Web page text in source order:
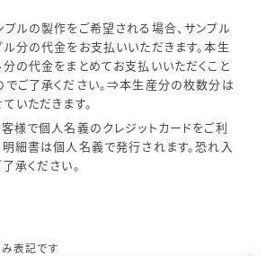
ルの製作をご希望される場合、サンプル
分の代金をお支払いいただきます。本生
の代金をまとめてお支払いいただくこと
でご了承ください。⇒本生産分の枚数分は
いただきます。
様で個人名義のクレジットカードをご利
細書は個人名義で発行されます。恐れ入
承ください。
表記です